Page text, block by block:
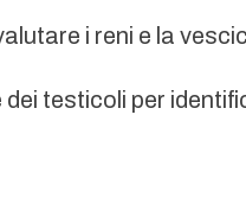
i reni e la
testicoli per